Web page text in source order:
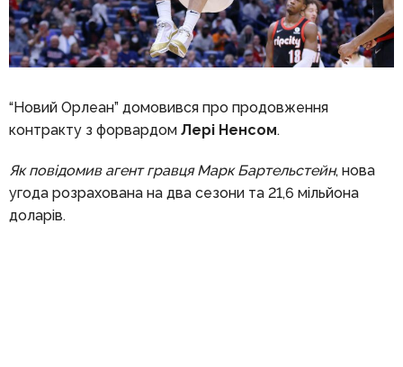
“Новий Орлеан” домовився про продовження
контракту з форвардом Лері Ненсом.
Як повідомив агент гравця Марк Бартельстейн, нова
угода розрахована на два сезони та 21,6 мільйона
доларів.